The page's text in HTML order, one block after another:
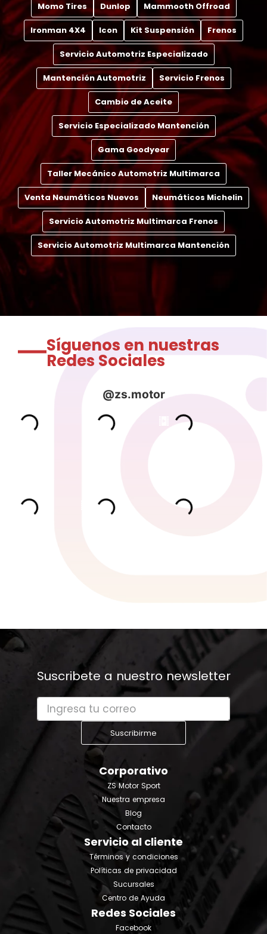
Momo Tires Dunlop Mammooth Offroad
Ironman 4X4 Icon Kit Suspensión Frenos
Servicio Automotriz Especializado
Mantención Automotriz Servicio Frenos
Cambio de Aceite
Servicio Especializado Mantención
Gama Goodyear
Taller Mecánico Automotriz Multimarca
Venta Neumáticos Nuevos Neumáticos Michelin
Servicio Automotriz Multimarca Frenos
Servicio Automotriz Multimarca Mantención
Síguenos en nuestras
Redes Sociales
Suscribete a nuestro newsletter
Suscribirme
Corporativo
ZS Motor Sport
Nuestra empresa
Blog
Contacto
Servicio al cliente
Términos y condiciones
Políticas de privacidad
Sucursales
Centro de Ayuda
Redes Sociales
Facebook